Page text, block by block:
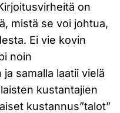
on
mistä se voi johtua,
Ei vie kovin
noin
samalla laatii vielä
kustantajien
kustannus”talot”